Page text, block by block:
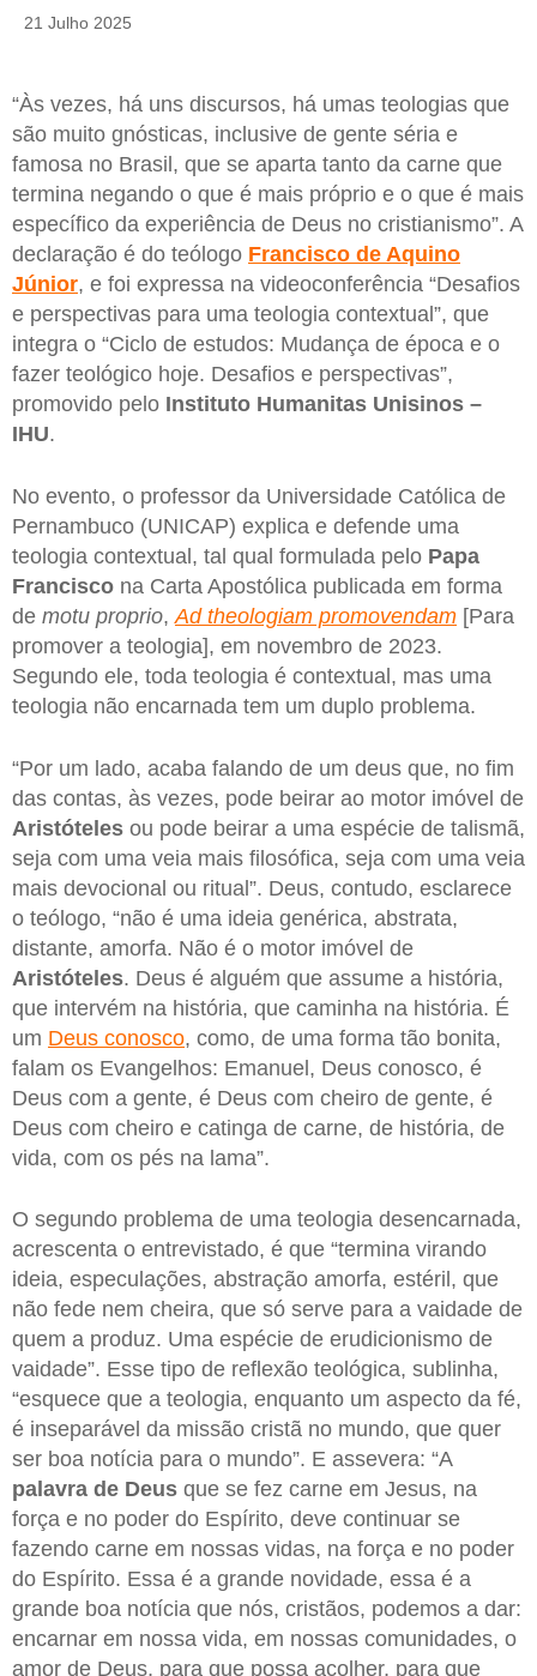
21 Julho 2025
“Às vezes, há uns discursos, há umas teologias que
são muito gnósticas, inclusive de gente séria e
famosa no Brasil, que se aparta tanto da carne que
termina negando o que é mais próprio e o que é mais
específico da experiência de Deus no cristianismo”. A
declaração é do teólogo Francisco de Aquino
Júnior, e foi expressa na videoconferência “Desafios
e perspectivas para uma teologia contextual”, que
integra o “Ciclo de estudos: Mudança de época e o
fazer teológico hoje. Desafios e perspectivas”,
promovido pelo Instituto Humanitas Unisinos –
IHU.
No evento, o professor da Universidade Católica de
Pernambuco (UNICAP) explica e defende uma
teologia contextual, tal qual formulada pelo Papa
Francisco na Carta Apostólica publicada em forma
de motu proprio, Ad theologiam promovendam [Para
promover a teologia], em novembro de 2023.
Segundo ele, toda teologia é contextual, mas uma
teologia não encarnada tem um duplo problema.
“Por um lado, acaba falando de um deus que, no fim
das contas, às vezes, pode beirar ao motor imóvel de
Aristóteles ou pode beirar a uma espécie de talismã,
seja com uma veia mais filosófica, seja com uma veia
mais devocional ou ritual”. Deus, contudo, esclarece
o teólogo, “não é uma ideia genérica, abstrata,
distante, amorfa. Não é o motor imóvel de
Aristóteles. Deus é alguém que assume a história,
que intervém na história, que caminha na história. É
um Deus conosco, como, de uma forma tão bonita,
falam os Evangelhos: Emanuel, Deus conosco, é
Deus com a gente, é Deus com cheiro de gente, é
Deus com cheiro e catinga de carne, de história, de
vida, com os pés na lama”.
O segundo problema de uma teologia desencarnada,
acrescenta o entrevistado, é que “termina virando
ideia, especulações, abstração amorfa, estéril, que
não fede nem cheira, que só serve para a vaidade de
quem a produz. Uma espécie de erudicionismo de
vaidade”. Esse tipo de reflexão teológica, sublinha,
“esquece que a teologia, enquanto um aspecto da fé,
é inseparável da missão cristã no mundo, que quer
ser boa notícia para o mundo”. E assevera: “A
palavra de Deus que se fez carne em Jesus, na
força e no poder do Espírito, deve continuar se
fazendo carne em nossas vidas, na força e no poder
do Espírito. Essa é a grande novidade, essa é a
grande boa notícia que nós, cristãos, podemos a dar:
encarnar em nossa vida, em nossas comunidades, o
amor de Deus, para que possa acolher, para que